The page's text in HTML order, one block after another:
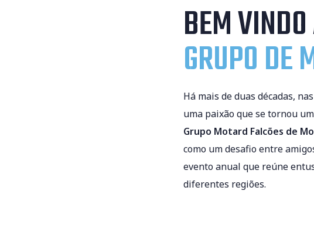
BEM
GRUPO DE
Há mais de duas décadas,
uma paixão que se tornou
Grupo Motard Falcões de
como um desafio entre
evento anual que reúne
diferentes regiões.